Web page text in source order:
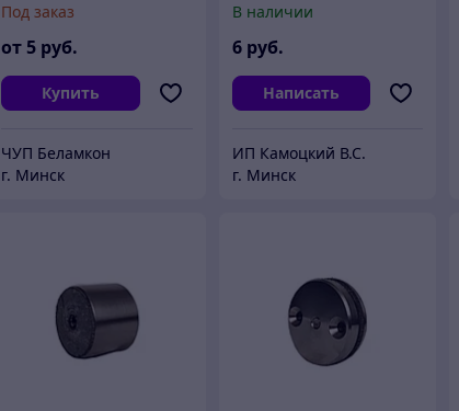
Под заказ
от 5 руб.
Купить
ЧУП Беламкон
г. Минск
В наличии
6 руб.
Написать
ИП Камоцкий В.С.
г. Минск